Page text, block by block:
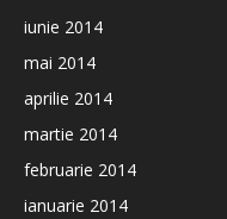
iunie 2014
mai 2014
aprilie 2014
martie 2014
februarie 2014
ianuarie 2014